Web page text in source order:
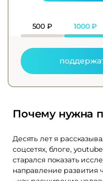
Почему нужна
Десять лет я
соцсетях, блоге,
старался показать
направление развития
500 ₽ 1000₽